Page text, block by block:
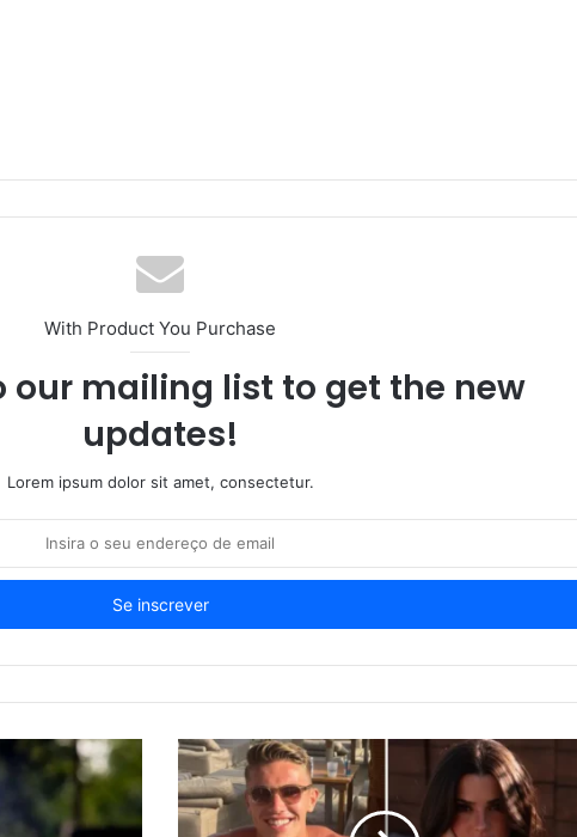
With Product You Purchase
our mailing list to get the new
updates!
Lorem ipsum dolor sit amet, consectetur.